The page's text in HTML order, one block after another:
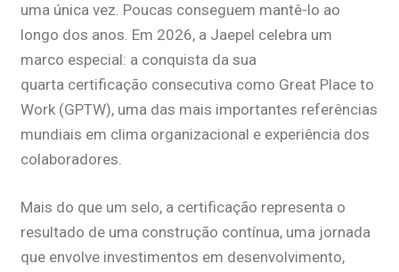
uma única vez. Poucas conseguem mantê-lo ao
longo dos anos. Em 2026, a Jaepel celebra um
marco especial: a conquista da sua
quarta certificação consecutiva como Great Place to
Work (GPTW), uma das mais importantes referências
mundiais em clima organizacional e experiência dos
colaboradores.
Mais do que um selo, a certificação representa o
resultado de uma construção contínua, uma jornada
que envolve investimentos em desenvolvimento,